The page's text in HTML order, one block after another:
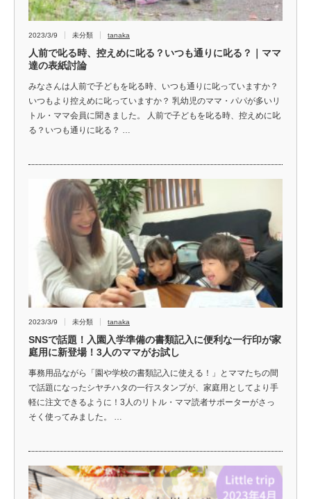
2023/3/9 未分類 tanaka
人前で叱る時、控えめに叱る？いつも通りに叱る？｜ママ
達の表紙討論
みなさんは人前で子どもを叱る時、いつも通りに叱っていますか？
いつもより控えめに叱っていますか？ 乳幼児のママ・パパが多いリ
トル・ママ会員に聞きました。 人前で子どもを叱る時、控えめに叱
る？いつも通りに叱る？ …
2023/3/9 未分類 tanaka
SNSで話題！入園入学準備の書類記入に便利な一行印が家
庭用に新登場！3人のママがお試し
事務用品ながら「園や学校の書類記入に使える！」とママたちの間
で話題になったシヤチハタの一行スタンプが、家庭用としてより手
軽に注文できるように！3人のリトル・ママ読者サポーターがさっ
そく使ってみました。 …